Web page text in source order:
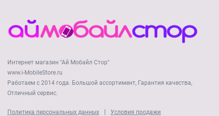
Интернет магазин "Ай Мобайл Стор"
www.i-MobileStore.ru
Работаем с 2014 года. Большой ассортимент, Гарантия качества,
Отличный сервис.
Политика персональных данных | Условия продажи